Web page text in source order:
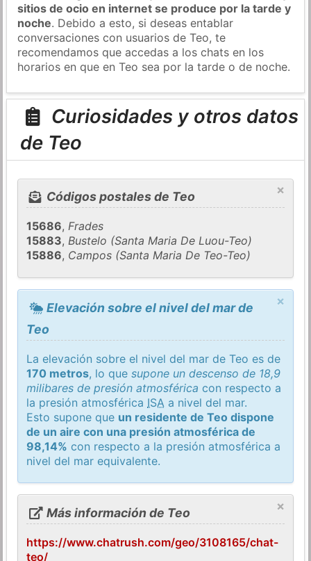
sitios de ocio en internet se produce por la tarde y
noche. Debido a esto, si deseas entablar
conversaciones con usuarios de Teo, te
recomendamos que accedas a los chats en los
horarios en que en Teo sea por la tarde o de noche.
Curiosidades y otros datos
de Teo
×
Códigos postales de Teo
15686,Frades
15883,Bustelo (Santa Maria De Luou-Teo)
15886, Campos (Santa Maria De Teo-Teo)
×
Elevación sobre el nivel del mar de
Teo
La elevación sobre el nivel del mar de Teo es de
170 metros, lo quesupone un descenso de 18,9
milibares de presión atmosférica con respecto a
la presión atmosférica ISA a nivel del mar.
Esto supone que un residente de Teo dispone
de un aire con una presión atmosférica de
98,14% con respecto a la presión atmosférica a
nivel del mar equivalente.
×
Más información de Teo
https://www.chatrush.com/geo/3108165/chat-
teo/